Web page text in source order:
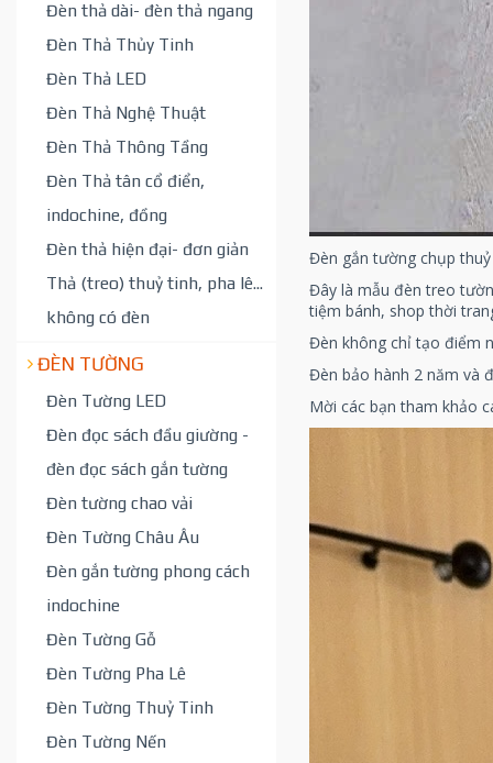
Đèn thả dài- đèn thả ngang
Đèn Thả Thủy Tinh
Đèn Thả LED
Đèn Thả Nghệ Thuật
Đèn Thả Thông Tầng
Đèn Thả tân cổ điển,
indochine, đồng
Đèn thả hiện đại- đơn giản
Thả (treo) thuỷ tinh, pha lê...
không có đèn
ĐÈN TƯỜNG
Đèn Tường LED
Đèn đọc sách đầu giường -
đèn đọc sách gắn tường
Đèn tường chao vải
Đèn Tường Châu Âu
Đèn gắn tường phong cách
indochine
Đèn Tường Gỗ
Đèn Tường Pha Lê
Đèn Tường Thuỷ Tinh
Đèn Tường Nến
Đèn gắn tường chụp
Đây là mẫu đèn treo
tiệm bánh, shop thời
Đèn không chỉ tạo điểm
Đèn bảo hành 2 năm và
Mời các bạn tham khảo